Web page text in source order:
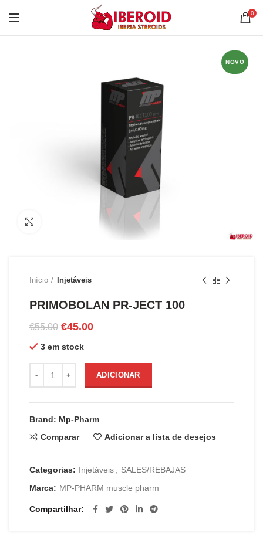
0
NOVO
Clique para ampliar
Início Injetáveis
PRIMOBOLAN PR-JECT 100
€55.00 O
original
era:
€55.00.
€45.00O
é:
€45.00.
3 em stock
ADICIONAR
Brand: Mp-Pharm
Comparar
Adicionar a lista de desejos
Categorias: Injetáveis
SALES/REBAJAS
Marca: MP-PHARM muscle pharm
Compartilhar